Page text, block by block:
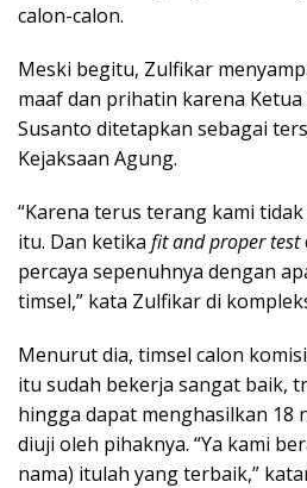
calon-calon.
Meski begitu, Zulfikar
maaf dan prihatin karena Ketua
Susanto ditetapkan sebagai
Kejaksaan Agung.
“Karena terus terang kami
itu. Dan ketika fit and proper test
percaya sepenuhnya dengan
timsel,” kata Zulfikar di
Menurut dia, timsel calon
itu sudah bekerja sangat baik,
hingga dapat menghasilkan 18
diuji oleh pihaknya. “Ya kami
nama) itulah yang terbaik,”